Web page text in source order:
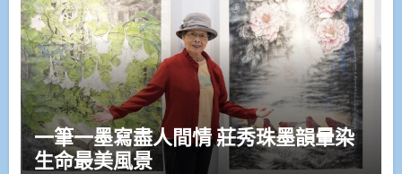
一筆一墨寫盡人間情 莊秀珠墨韻暈染
生命最美風景